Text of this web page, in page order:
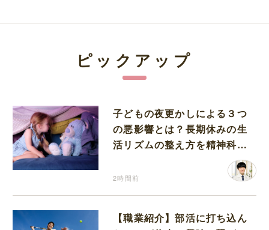
ピックアップ
子どもの夜更かしによる３つ
の悪影響とは？長期休みの生
活リズムの整え方を精神科医
2時間前
【職業紹介】部活に打ち込ん